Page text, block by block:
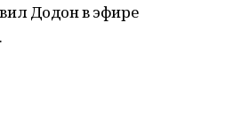
Додон в эфире
.